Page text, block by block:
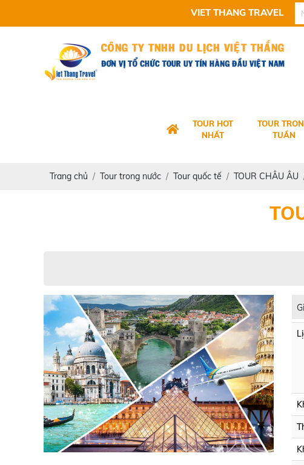
VIET THANG TRAVEL KÍNH CHÀO QUÝ
TOUR HOT
NHẤT
TOUR
TUẦN
Trang chủ Tour trong nước Tour quốc tế TOUR CHÂU ÂU